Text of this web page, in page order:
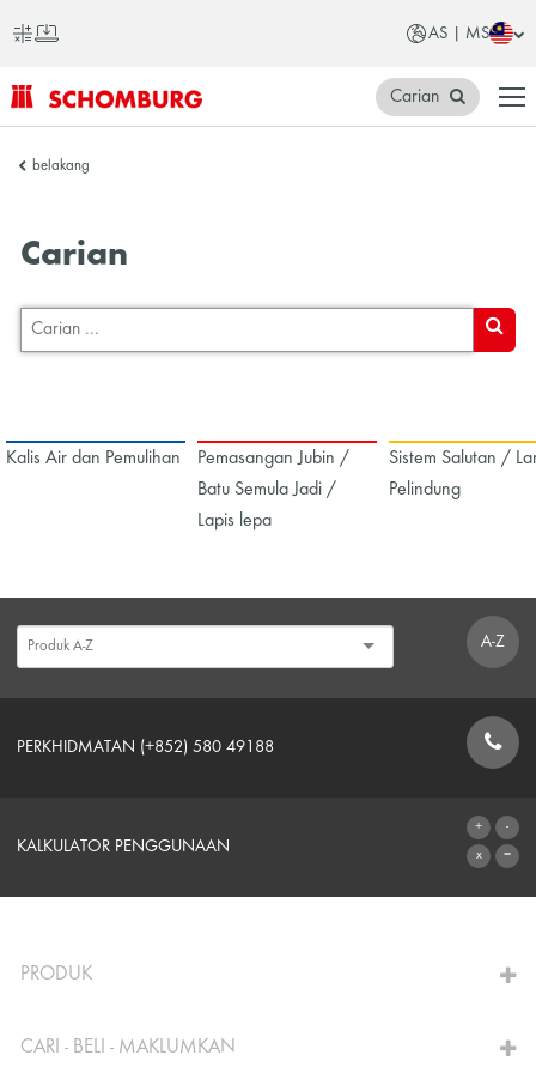
AS | MS
SCHOMBURG
Carian
belakang
Carian
Kalis Air dan Pemulihan
Pemasangan Jubin /
Batu Semula Jadi /
Lapis lepa
Sistem Salutan /
Pelindung
A-Z
PERKHIDMATAN (+852) 580 49188
BORANG HUBUNGAN
KALKULATOR PENGGUNAAN
PRODUK
CARI - BELI - MAKLUMKAN